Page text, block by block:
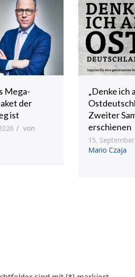
Mega-
der
ist
von
„Denke ich
Zweiter
erschienen
15.
Mario Czaja